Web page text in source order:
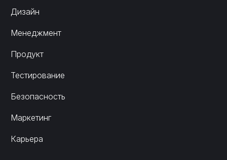
Дизайн
Менеджмент
Продукт
Тестирование
Безопасность
Маркетинг
Карьера